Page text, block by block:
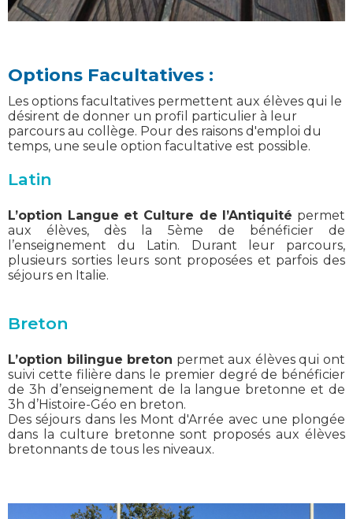
Options Facultatives :
Les options facultatives permettent aux élèves qui le
désirent de donner un profil particulier à leur
parcours au collège. Pour des raisons d'emploi du
temps, une seule option facultative est possible.
Latin
L’option Langue et Culture de l’Antiquité permet
aux élèves, dès la 5ème de bénéficier de
l’enseignement du Latin. Durant leur parcours,
plusieurs sorties leurs sont proposées et parfois des
séjours en Italie.
Breton
L’option bilingue breton permet aux élèves qui ont
suivi cette filière dans le premier degré de bénéficier
de 3h d’enseignement de la langue bretonne et de
3h d’Histoire-Géo en breton.
Des séjours dans les Mont d'Arrée avec une plongée
dans la culture bretonne sont proposés aux élèves
bretonnants de tous les niveaux.